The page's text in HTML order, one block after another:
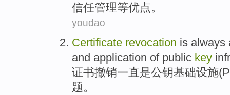
信任管理等优点。
youdao
Certificate revocation is always
and application of public key
证书撤销一直是公钥基础设施(
题。